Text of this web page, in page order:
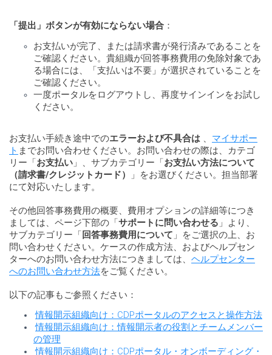
「提出」ボタンが有効にならない場合 ：
お支払いが完了、または請求書が発行済みであることを
ご確認ください。貴組織が回答事務費用の免除対象であ
る場合には、「支払いは不要」が選択されていることを
ご確認ください。
一度ポータルをログアウトし、再度サインインをお試し
ください。
お支払い手続き途中でのエラーおよび不具合は 、 マイサポー
ト までお問い合わせください。お問い合わせの際は、カテゴ
リー「お支払い 」、サブカテゴリー「お支払い方法について
（請求書/クレジットカード）
」をお選びください。担当部署
にて対応いたします。
その他回答事務費用の概要、費用オプションの詳細等につき
ましては、ページ下部の「サポートに問い合わせる 」より、
サブカテゴリー「 回答事務費用について 」をご選択の上、お
問い合わせください。ケースの作成方法、およびヘルプセン
ターへのお問い合わせ方法につきましては、 ヘルプセンター
へのお問い合わせ方法をご覧ください。
以下の記事もご参照ください：
情報開示組織向け：CDPポータルのアクセスと操作方法
情報開示組織向け：情報開示者の役割とチームメンバー
の管理
情報開示組織向け：CDPポータル・オンボーディング・